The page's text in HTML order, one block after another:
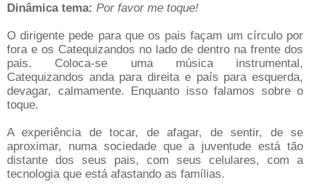
Dinâmica tema: Por favor me toque!
O dirigente pede para que os pais façam um círculo por
fora e os Catequizandos no lado de dentro na frente dos
pais. Coloca-se uma música instrumental,
Catequizandos anda para direita e país para esquerda,
devagar, calmamente. Enquanto isso falamos sobre o
toque.
A experiência de tocar, de afagar, de sentir, de se
aproximar, numa sociedade que a juventude está tão
distante dos seus pais, com seus celulares, com a
tecnologia que está afastando as famílias.